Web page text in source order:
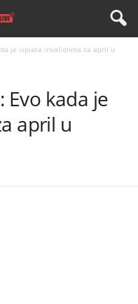
je isplata invalidnina za april u
Evo kada je
april u